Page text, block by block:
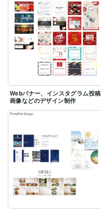
Webバナー、インスタグラム投稿
画像などのデザイン制作